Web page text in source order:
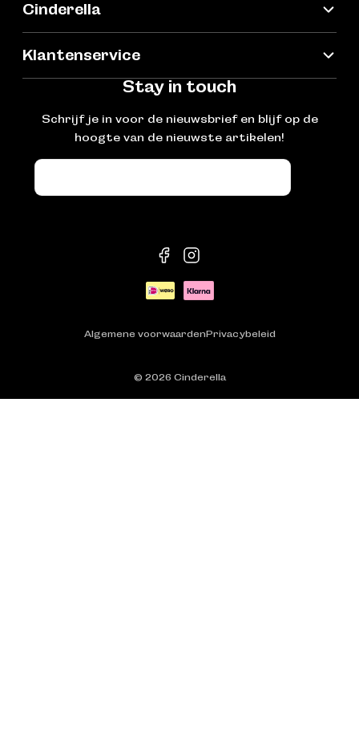
Cinderella
Klantenservice
Stay in touch
Schrijf je in voor de nieuwsbrief en blijf op de
hoogte van de nieuwste artikelen!
facebookinstagram
© 2026 Cinderella
Algemene voorwaardenPrivacybeleid